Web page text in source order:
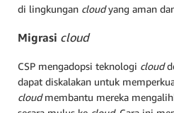
di lingkungan cloudyang aman
Migrasi cloud
CSP mengadopsi teknologi cloud
dapat diskalakan untuk
cloudmembantu mereka